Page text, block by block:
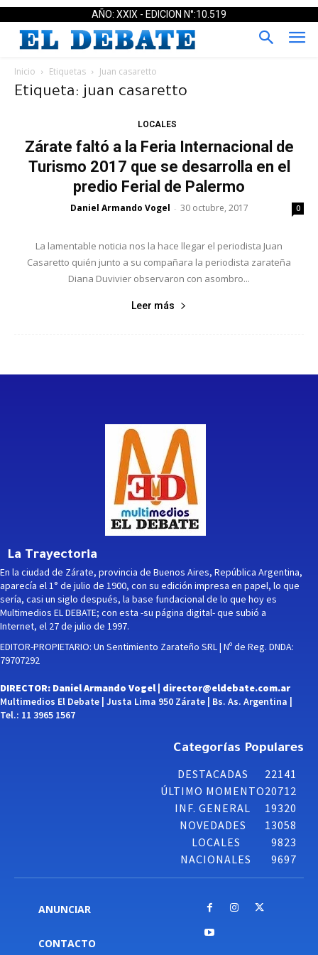
AÑO: XXIX - EDICION N°:10.519
Inicio Etiquetas Juan casaretto
Etiqueta: juan casaretto
LOCALES
Zárate faltó a la Feria Internacional de
Turismo 2017 que se desarrolla en el
predio Ferial de Palermo
Daniel Armando Vogel - 30 octubre, 2017 0
La lamentable noticia nos la hace llegar el periodista Juan
Casaretto quién junto a su compañara la periodista zarateña
Diana Duvivier observaron con asombro...
Leer más
La Trayectoria
En la ciudad de Zárate, provincia de Buenos Aires, República Argentina,
aparecía el 1° de julio de 1900, con su edición impresa en papel, lo que
sería, casi un siglo después, la base fundacional de lo que hoy es
Multimedios EL DEBATE; con esta -su página digital- que subió a
Internet, el 27 de julio de 1997.
EDITOR-PROPIETARIO: Un Sentimiento Zarateño SRL | Nº de Reg. DNDA:
79707292
DIRECTOR: Daniel Armando Vogel | director@eldebate.com.ar
Multimedios El Debate | Justa Lima 950 Zárate | Bs. As. Argentina |
Tel.: 11 3965 1567
Categorías Populares
DESTACADAS
22141
ÚLTIMO MOMENTO20712
INF. GENERAL
19320
NOVEDADES
13058
LOCALES
9823
NACIONALES
9697
ANUNCIAR
CONTACTO